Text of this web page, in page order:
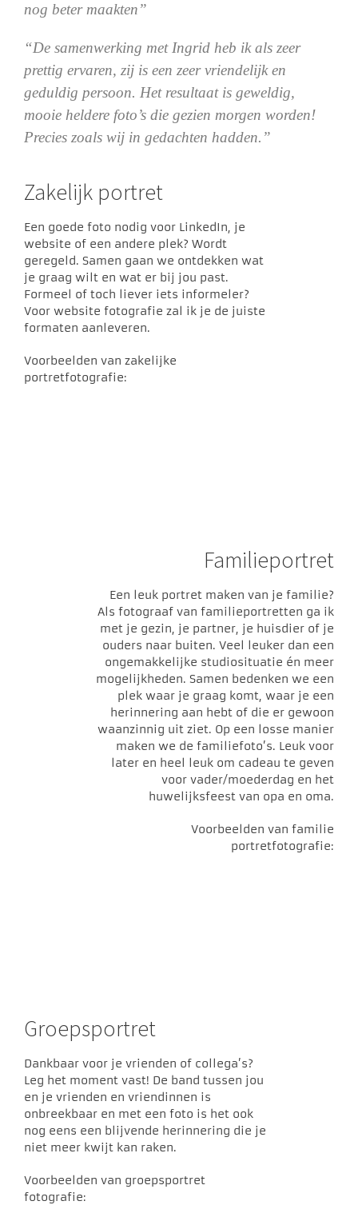
nog beter maakten”
“De samenwerking met Ingrid heb ik als zeer
prettig ervaren, zij is een zeer vriendelijk en
geduldig persoon. Het resultaat is geweldig,
mooie heldere foto’s die gezien morgen worden!
Precies zoals wij in gedachten hadden.”
Zakelijk portret
Een goede foto nodig voor LinkedIn, je
website of een andere plek? Wordt
geregeld. Samen gaan we ontdekken wat
je graag wilt en wat er bij jou past.
Formeel of toch liever iets informeler?
Voor website fotografie zal ik je de juiste
formaten aanleveren.
Voorbeelden van zakelijke
portretfotografie:
Familieportret
Een leuk portret maken van je familie?
Als fotograaf van familieportretten ga ik
met je gezin, je partner, je huisdier of je
ouders naar buiten. Veel leuker dan een
ongemakkelijke studiosituatie én meer
mogelijkheden. Samen bedenken we een
plek waar je graag komt, waar je een
herinnering aan hebt of die er gewoon
waanzinnig uit ziet. Op een losse manier
maken we de familiefoto’s. Leuk voor
later en heel leuk om cadeau te geven
voor vader/moederdag en het
huwelijksfeest van opa en oma.
Voorbeelden van familie
portretfotografie:
Groepsportret
Dankbaar voor je vrienden of collega’s?
Leg het moment vast! De band tussen jou
en je vrienden en vriendinnen is
onbreekbaar en met een foto is het ook
nog eens een blijvende herinnering die je
niet meer kwijt kan raken.
Voorbeelden van groepsportret
fotografie: